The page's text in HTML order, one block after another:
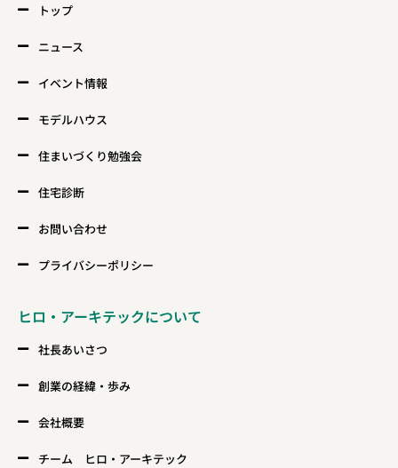
トップ
ニュース
イベント情報
モデルハウス
住まいづくり勉強会
住宅診断
お問い合わせ
プライバシーポリシー
ヒロ・アーキテックについて
社長あいさつ
創業の経緯・歩み
会社概要
チーム ヒロ・アーキテック